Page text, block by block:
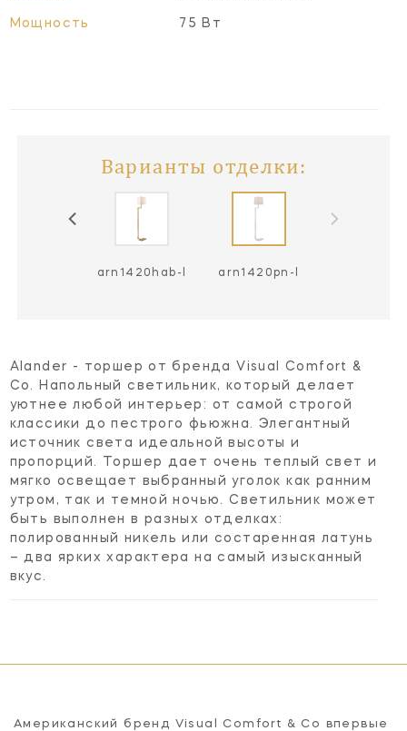
Мощность 75 Вт
Варианты отделки:
arn1420hab-l arn1420pn-l
Alander - торшер от бренда Visual Comfort &
Co. Напольный светильник, который делает
уютнее любой интерьер: от самой строгой
классики до пестрого фьюжна. Элегантный
источник света идеальной высоты и
пропорций. Торшер дает очень теплый свет и
мягко освещает выбранный уголок как ранним
утром, так и темной ночью. Светильник может
быть выполнен в разных отделках:
полированный никель или состаренная латунь
– два ярких характера на самый изысканный
вкус.
Американский бренд Visual Comfort & Co впервые